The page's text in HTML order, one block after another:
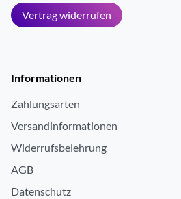
Vertrag widerrufen
Informationen
Zahlungsarten
Versandinformationen
Widerrufsbelehrung
AGB
Datenschutz